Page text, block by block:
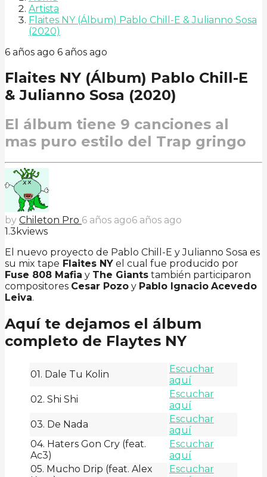
Artista
Flaites NY (Álbum) Pablo Chill-E & Julianno Sosa
(2020)
6 años ago 6 años ago
Flaites NY (Álbum) Pablo Chill-E
& Julianno Sosa (2020)
El álbum tiene 9 canciones al
mas puro estilo del Trap gringo
by Chileton Pro 6 años ago6 años ago
1.3kviews
El nuevo proyecto de Pablo Chill-E y Julianno Sosa es
su mix tape Flaites NY el cual fue producido por
Fuse 808 Mafia y The Giants también participaron
compositores Cesar Pozo y Pablo Ignacio Acevedo
Leiva.
Aquí te dejamos el álbum
completo de Flaytes NY
01. Dale Tu Kolin
Escuchar
aquí
02. Shi Shi
Escuchar
aquí
03. De Nada
Escuchar
aquí
04. Haters Gon Cry (feat.
Ac3)
Escuchar
aquí
05. Mucho Drip (feat. Alex
Escuchar